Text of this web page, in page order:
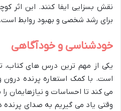
نقش بسزایی ایفا کنند. این اثر
برای رشد شخصی و بهبود روابط است.
خودشناسی و خودآگاهی
یکی از مهم ترین درس های کتاب،
است. با کمک استعاره پرنده
می کند تا احساسات و نیازهایمان
وقتی یاد می گیریم به صدای